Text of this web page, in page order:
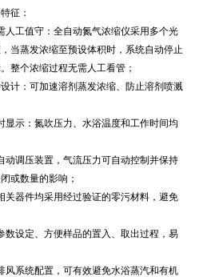
征：
人工值守：全自动氮气浓缩仪采用多个光
当蒸发浓缩至预设体积时，系统自动停止
整个浓缩过程无需人工看管；
计：可加速溶剂蒸发浓缩、防止溶剂喷溅
显示：氮吹压力、水浴温度和工作时间均
动调压装置，气流压力可自动控制并保持
或数量的影响；
关器件均采用经过验证的零污材料，避免
数设定、方便样品的置入、取出过程，易
风系统配置，可有效避免水浴蒸汽和有机